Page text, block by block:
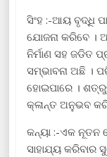
ସିଂହ :-ଆୟ ବୃଦ୍ଧି
ଯୋଜନା କରିବେ ।
ନିର୍ମାଣ ସହ ଜଡିତ
ସମ୍ଭାବନା ଅଛି ।
ହୋଇପାରେ ।
କ୍ଳାନ୍ତ ଅନୁଭବ
କନ୍ୟା :-ଏକ
ସାହାଯ୍ୟ କରିବାର